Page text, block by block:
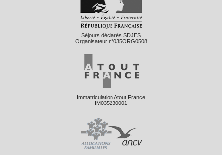
Séjours déclarés SDJES
Organisateur n°035ORG0508
Immatriculation Atout France
IM035230001